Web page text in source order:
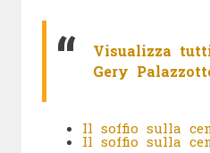
Visualizza
Gery
Il soffio sulla
Il soffio sulla